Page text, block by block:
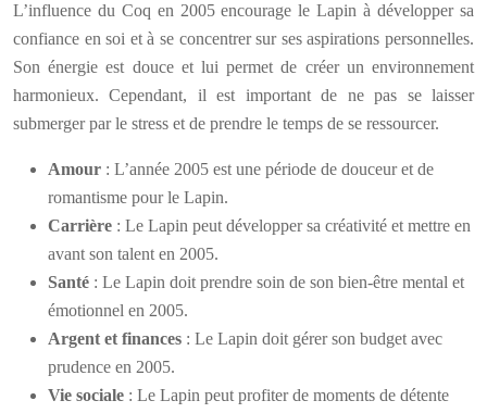
L’influence du Coq en 2005 encourage le Lapin à développer sa
confiance en soi et à se concentrer sur ses aspirations personnelles.
Son énergie est douce et lui permet de créer un environnement
harmonieux. Cependant, il est important de ne pas se laisser
submerger par le stress et de prendre le temps de se ressourcer.
Amour : L’année 2005 est une période de douceur et de
romantisme pour le Lapin.
Carrière : Le Lapin peut développer sa créativité et mettre en
avant son talent en 2005.
Santé : Le Lapin doit prendre soin de son bien-être mental et
émotionnel en 2005.
Argent et finances : Le Lapin doit gérer son budget avec
prudence en 2005.
Vie sociale : Le Lapin peut profiter de moments de détente